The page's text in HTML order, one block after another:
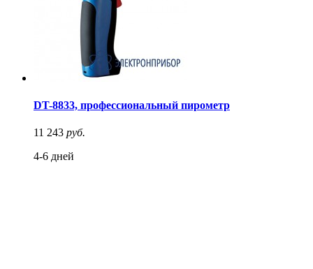
DT-8833, профессиональный пирометр
11 243 руб.
4-6 дней